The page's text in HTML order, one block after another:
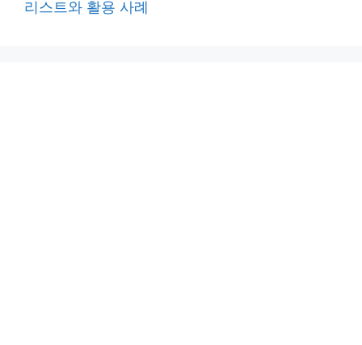
리스트와 활용 사례